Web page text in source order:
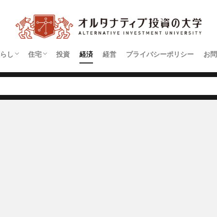
し
約
住宅
アパート
マンション
投資 経済 経営 プライバシーポリシー お